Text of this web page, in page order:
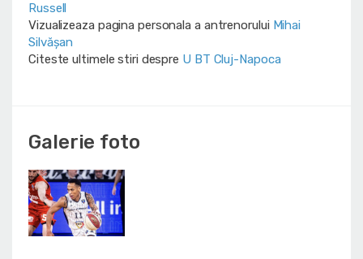
Russell
Vizualizeaza pagina personala a antrenorului Mihai
Silvășan
Citeste ultimele stiri despre U BT Cluj-Napoca
Galerie foto